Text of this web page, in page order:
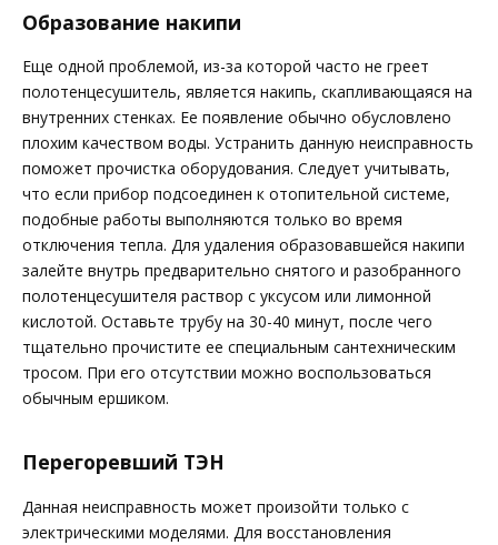
Образование накипи
Еще одной проблемой, из-за которой часто не греет
полотенцесушитель, является накипь, скапливающаяся на
внутренних стенках. Ее появление обычно обусловлено
плохим качеством воды. Устранить данную неисправность
поможет прочистка оборудования. Следует учитывать,
что если прибор подсоединен к отопительной системе,
подобные работы выполняются только во время
отключения тепла. Для удаления образовавшейся накипи
залейте внутрь предварительно снятого и разобранного
полотенцесушителя раствор с уксусом или лимонной
кислотой. Оставьте трубу на 30-40 минут, после чего
тщательно прочистите ее специальным сантехническим
тросом. При его отсутствии можно воспользоваться
обычным ершиком.
Перегоревший ТЭН
Данная неисправность может произойти только с
электрическими моделями. Для восстановления